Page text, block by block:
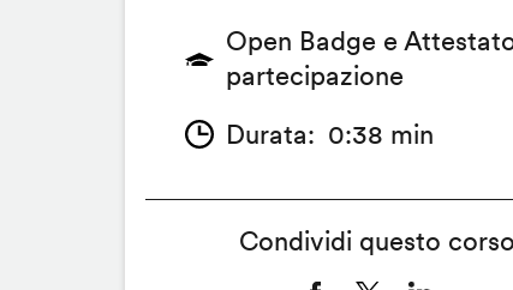
Open Badge e
partecipazione
Durata
0:38 min
Condividi questo corso